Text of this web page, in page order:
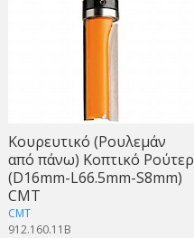
Κουρευτικό (Ρουλεμάν
από πάνω) Κοπτικό Ρούτερ
(D16mm-L66.5mm-S8mm)
CMT
CMT
912.160.11B